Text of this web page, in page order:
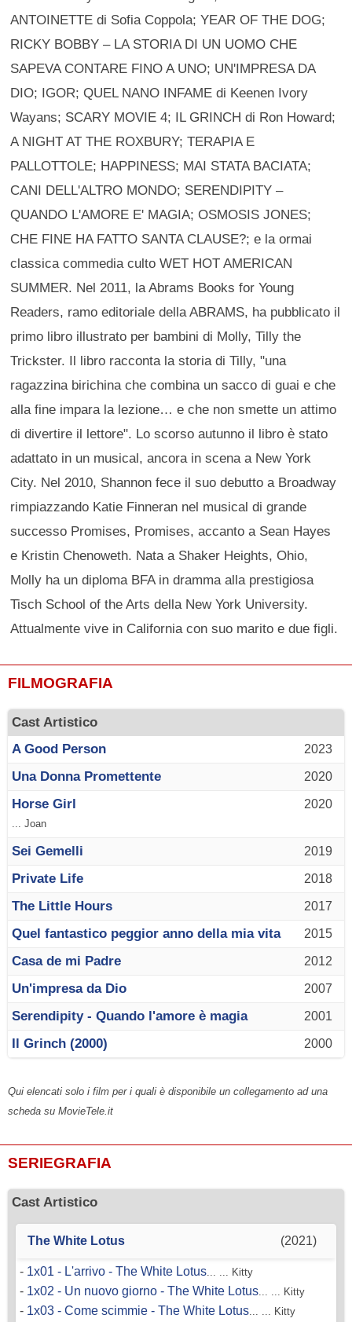
ANTOINETTE di Sofia Coppola; YEAR OF THE DOG;
RICKY BOBBY – LA STORIA DI UN UOMO CHE
SAPEVA CONTARE FINO A UNO; UN'IMPRESA DA
DIO; IGOR; QUEL NANO INFAME di Keenen Ivory
Wayans; SCARY MOVIE 4; IL GRINCH di Ron Howard;
A NIGHT AT THE ROXBURY; TERAPIA E
PALLOTTOLE; HAPPINESS; MAI STATA BACIATA;
CANI DELL'ALTRO MONDO; SERENDIPITY –
QUANDO L'AMORE E' MAGIA; OSMOSIS JONES;
CHE FINE HA FATTO SANTA CLAUSE?; e la ormai
classica commedia culto WET HOT AMERICAN
SUMMER. Nel 2011, la Abrams Books for Young
Readers, ramo editoriale della ABRAMS, ha pubblicato il
primo libro illustrato per bambini di Molly, Tilly the
Trickster. Il libro racconta la storia di Tilly, "una
ragazzina birichina che combina un sacco di guai e che
alla fine impara la lezione… e che non smette un attimo
di divertire il lettore". Lo scorso autunno il libro è stato
adattato in un musical, ancora in scena a New York
City. Nel 2010, Shannon fece il suo debutto a Broadway
rimpiazzando Katie Finneran nel musical di grande
successo Promises, Promises, accanto a Sean Hayes
e Kristin Chenoweth. Nata a Shaker Heights, Ohio,
Molly ha un diploma BFA in dramma alla prestigiosa
Tisch School of the Arts della New York University.
Attualmente vive in California con suo marito e due figli.
FILMOGRAFIA
Cast Artistico
2023
A Good Person
2020
Una Donna Promettente
2020
Horse Girl
... Joan
2019
Sei Gemelli
2018
Private Life
2017
The Little Hours
2015
Quel fantastico peggior anno della mia vita
2012
Casa de mi Padre
2007
Un'impresa da Dio
2001
Serendipity - Quando l'amore è magia
2000
Il Grinch (2000)
Qui elencati solo i film per i quali è disponibile un collegamento ad una
scheda su MovieTele.it
SERIEGRAFIA
Cast Artistico
The White Lotus (2021)
- 1x01 - L'arrivo - The White Lotus ... ... Kitty
- 1x02 - Un nuovo giorno - The White Lotus ... ... Kitty
- 1x03 - Come scimmie - The White Lotus ... ... Kitty